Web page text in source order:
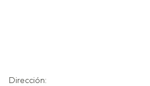
Dirección: